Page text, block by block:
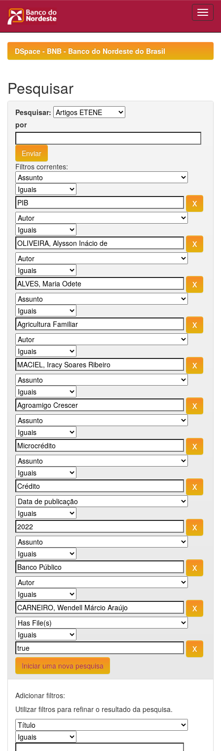
navigationDSpace - BNB - Banco do Nordeste do Brasil
Pesquisar
Pesquisar:
por
Filtros correntes:
Iniciar uma nova pesquisa
Adicionar filtros:
Utilizar filtros para refinar o resultado da pesquisa.